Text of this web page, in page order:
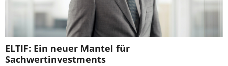
ELTIF: Ein neuer Mantel für
Sachwertinvestments